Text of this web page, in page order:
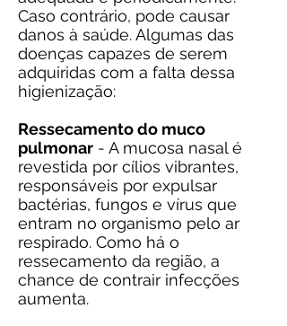
Caso contrário, pode causar
danos à saúde. Algumas das
doenças capazes de serem
adquiridas com a falta dessa
higienização:
Ressecamento do muco
pulmonar - A mucosa nasal é
revestida por cílios vibrantes,
responsáveis por expulsar
bactérias, fungos e vírus que
entram no organismo pelo ar
respirado. Como há o
ressecamento da região, a
chance de contrair infecções
aumenta.